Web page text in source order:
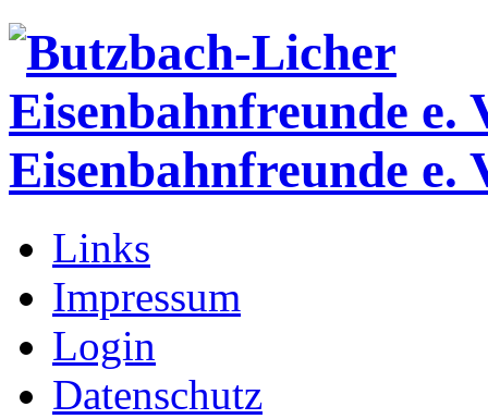
Eisenbahnfreunde e.
Links
Impressum
Login
Datenschutz